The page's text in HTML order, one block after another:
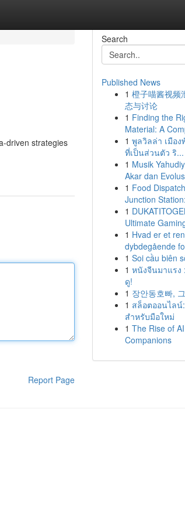
driven strategies
Report Page
Search
Published News
1 橙子喵酱视频
态与讨论
1 Finding the
Material: A
1 พูลวิลล่า เมือง
ที่เป็นส่วนตัว ริ...
1 Musik
Akar dan
1 Food
Junction
1
Ultimate
1 Hvad er et
dybdegående
1 Soi cầu biên
1 หนังจีนมาแรง
ดู!
1 장안동호빠,
1 สล็อตออนไลน์
สำหรับมือใหม่
1 The Rise of
Companions